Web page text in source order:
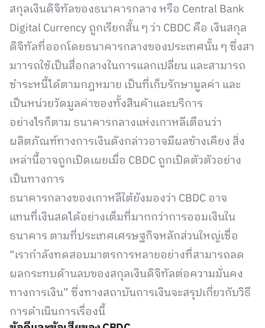
สกุลเงินดิจิทัลของธนาคารกลาง หรือ Central Bank
Digital Currency ถูกเรียกสั้น ๆ ว่า CBDC คือ เงินสกุล
ดิจิทัลที่ออกโดยธนาคารกลางของประเทศนั้น ๆ ซึ่งสา
มาารถใช้เป็นสื่อกลางในการแลกเปลี่ยน และสามารถ
ชำระหนี้ได้ตามกฎหมาย เป็นที่เก็บรักษามูลค่า และ
เป็นหน่วยวัดมูลค่าของทั้งสินค้าและบริการ
อย่างไรก็ตาม ธนาคารกลางแห่งเกาหลีเตือนว่า
ผลิตภัณฑ์ทางการเงินดังกล่าวอาจมีผลข้างเคียง สิ่ง
เหล่านี้อาจถูกเปิดเผยเมื่อ CBDC ถูกเปิดตัวตัวอย่าง
เป็นทางการ
ธนาคารกลางของเกาหลีใต้ยังมองว่า CBDC อาจ
แทนที่เงินสดได้อย่างเต็มที่มากกว่าการออมเงินใน
ธนาคาร ตามที่ประเทศเศรษฐกิจหลักส่วนใหญ่เชื่อ
“เรากำลังทดสอบมาตรการหลายอย่างที่สามารถลด
ผลกระทบด้านลบของสกุลเงินดิจิทัลต่อความมั่นคง
ทางการเงิน” ซึ่งทางสถาบันการเงินจะสรุปเกี่ยวกับวิธี
การดำเนินการเรื่องนี้